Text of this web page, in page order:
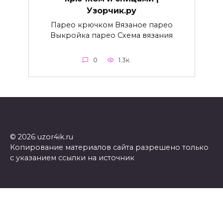
Узорчик.ру
Парео крючком Вязаное парео
Выкройка парео Схема вязания
0 1.3к.
© 2026 uzor4ik.ru
Копирование материалов сайта разрешено только
с указанием ссылки на источник